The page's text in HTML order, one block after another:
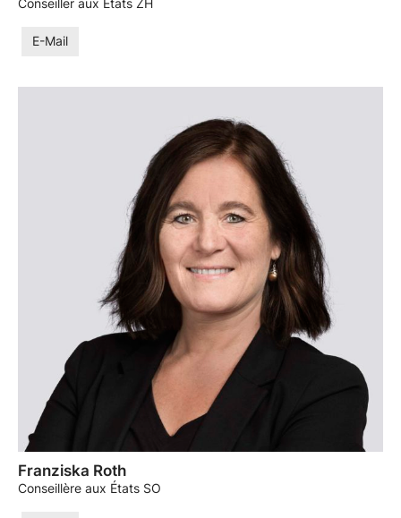
Conseiller aux États ZH
E-Mail
Franziska Roth
Conseillère aux États SO